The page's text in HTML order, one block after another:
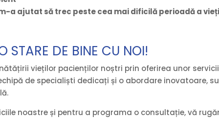
a ajutat să trec peste cea mai dificilă perioadă a
STARE DE BINE CU NOI!
vieților pacienților noștri prin oferirea unor
de specialiști dedicați și o abordare inovatoare,
noastre și pentru a programa o consultație, vă